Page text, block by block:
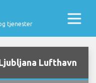
tjenester
Lufthavn